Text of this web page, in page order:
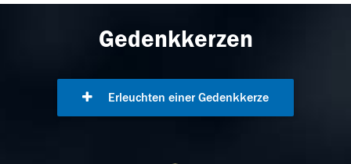
Gedenkkerzen
Erleuchten einer Gedenkkerze